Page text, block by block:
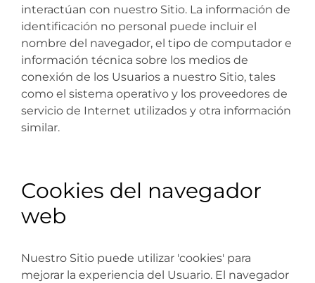
interactúan con nuestro Sitio. La información de
identificación no personal puede incluir el
nombre del navegador, el tipo de computador e
información técnica sobre los medios de
conexión de los Usuarios a nuestro Sitio, tales
como el sistema operativo y los proveedores de
servicio de Internet utilizados y otra información
similar.
Cookies del navegador
web
Nuestro Sitio puede utilizar 'cookies' para
mejorar la experiencia del Usuario. El navegador